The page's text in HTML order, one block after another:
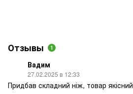
Отзывы 1
Вадим
27.02.2025 в 12:33
Придбав складний ніж, товар якісний